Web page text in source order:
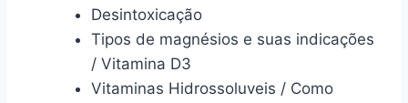
Desintoxicação
Tipos de magnésios e suas indicações
/ Vitamina D3
Vitaminas Hidrossoluveis / Como